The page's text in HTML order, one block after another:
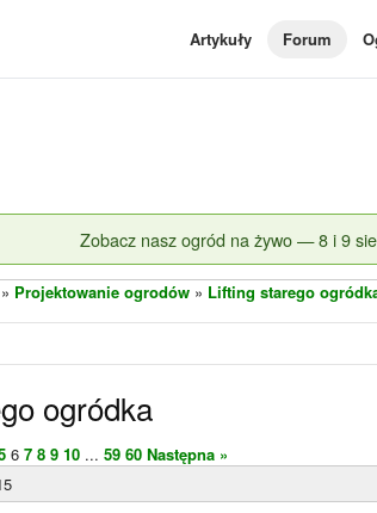
Artykuły Forum
Zobacz nasz ogród na żywo — 8 i 9
» Projektowanie ogrodów » Lifting starego
ogródka
6 7 8 9 10 ... 59 60 Następna »